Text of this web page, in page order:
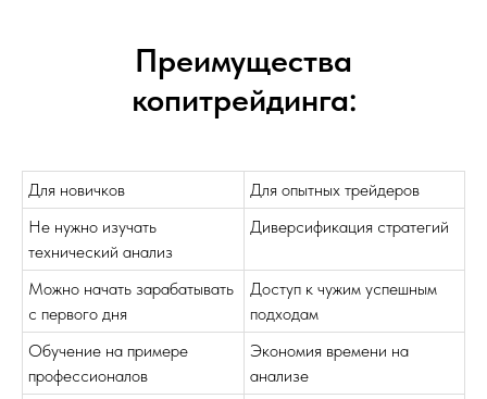
Преимущества
копитрейдинга:
Для новичков
Для опытных трейдеров
Не нужно изучать
технический анализ
Диверсификация стратегий
Можно начать зарабатывать
с первого дня
Доступ к чужим успешным
подходам
Обучение на примере
профессионалов
Экономия времени на
анализе